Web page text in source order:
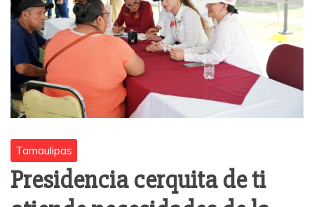
Tamaulipas
Presidencia cerquita de ti